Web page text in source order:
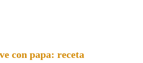
con papa: receta